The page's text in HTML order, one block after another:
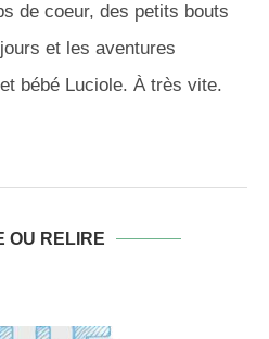
de coeur, des petits bouts
et les aventures
bébé Luciole. À très vite.
OU RELIRE